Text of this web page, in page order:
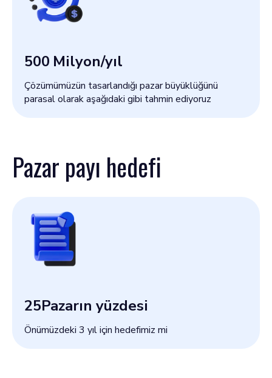
500 Milyon/yıl
Çözümümüzün tasarlandığı pazar büyüklüğünü
parasal olarak aşağıdaki gibi tahmin ediyoruz
Pazar payı hedefi
25Pazarın yüzdesi
Önümüzdeki 3 yıl için hedefimiz mi